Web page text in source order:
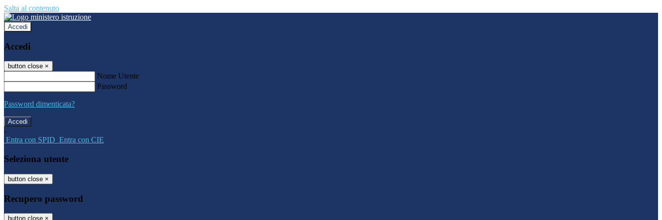
Salta al contenuto
Accedi
Accedi
button close ×
Nome Utente
Password
Password dimenticata?
-
Entra con SPID Entra con CIE
Seleziona utente
button close ×
Recupero password
button close ×